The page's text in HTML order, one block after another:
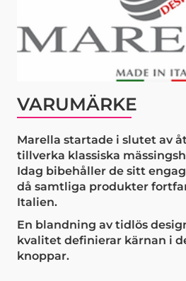
VARUMÄRKE
Marella startade i slutet av
tillverka klassiska
Idag bibehåller de sitt
då samtliga produkter
Italien.
En blandning av tidlös
kvalitet definierar kärnan i
knoppar.